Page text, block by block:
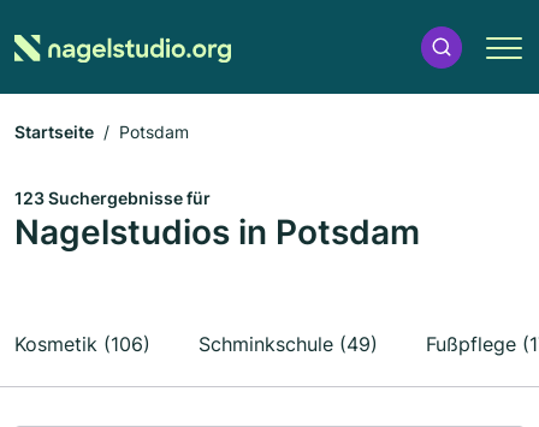
Startseite Potsdam
123 Suchergebnisse für
Nagelstudios in Potsdam
Kosmetik (106) Schminkschule (49) Fußpflege